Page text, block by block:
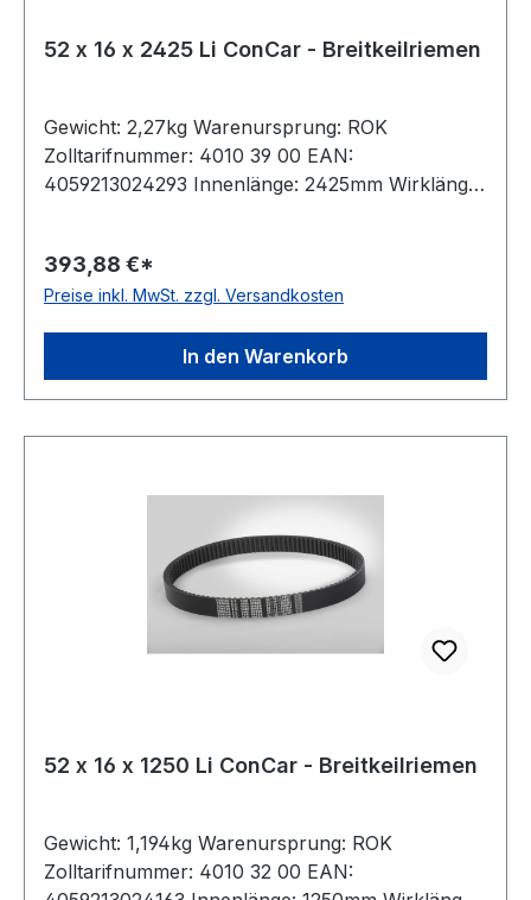
52 x 16 x 2425 Li ConCar - Breitkeilriemen
Gewicht: 2,27kg Warenursprung: ROK
Zolltarifnummer: 4010 39 00 EAN:
4059213024293 Innenlänge: 2425mm Wirklänge:
antistatisch: ja Norm: DIN 7719 / ISO 1604 Breite:
52mm Höhe: 16mm Winkel: 27° Material:
393,88 €*
Preise inkl. MwSt. zzgl. Versandkosten
In den Warenkorb
52 x 16 x 1250 Li ConCar - Breitkeilriemen
Gewicht: 1,194kg Warenursprung: ROK
Zolltarifnummer: 4010 32 00 EAN: